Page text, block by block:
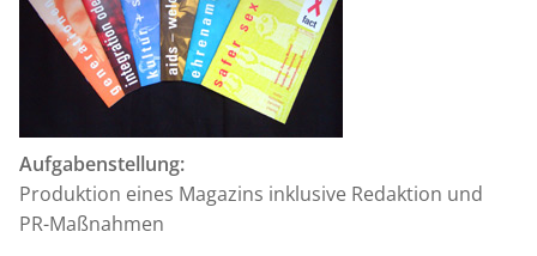
Aufgabenstellung:
Produktion eines Magazins inklusive Redaktion und
PR-Maßnahmen